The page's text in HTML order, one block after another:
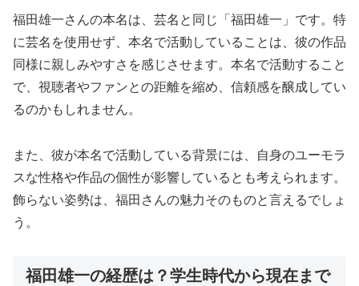
福田雄一さんの本名は、芸名と同じ「福田雄一」です。特
に芸名を使用せず、本名で活動していることは、彼の作品
同様に親しみやすさを感じさせます。本名で活動すること
で、視聴者やファンとの距離を縮め、信頼感を醸成してい
るのかもしれません。
また、彼が本名で活動している背景には、自身のユーモラ
スな性格や作品の個性が影響しているとも考えられます。
飾らない姿勢は、福田さんの魅力そのものと言えるでしょ
う。
福田雄一の経歴は？学生時代から現在まで